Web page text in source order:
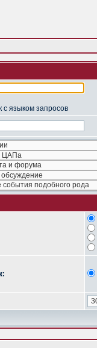
с языком запросов